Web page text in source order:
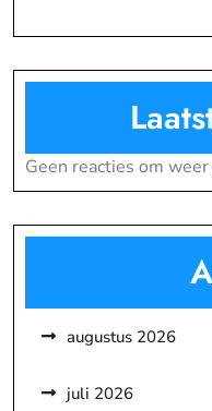
Geen reacties om
augustus 2026
juli 2026